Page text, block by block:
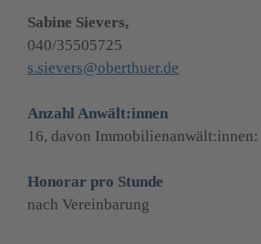
Sabine Sievers,
s.sievers@oberthuer.de
Anzahl Anwält:innen
16, davon Immobilienanwält:innen:
Honorar pro Stunde
nach Vereinbarung